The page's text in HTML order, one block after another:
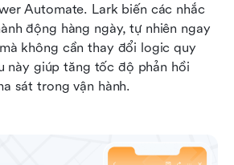
Automate. Lark biến các nhắc
động hàng ngày, tự nhiên ngay
không cần thay đổi logic quy
này giúp tăng tốc độ phản hồi
sát trong vận hành.